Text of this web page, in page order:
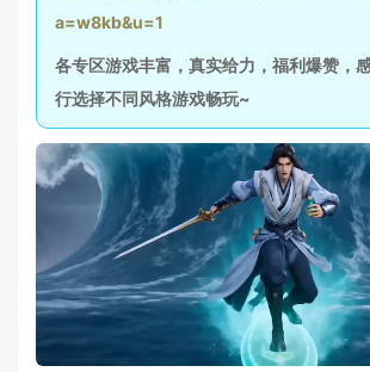
a=w8kb&u=1
各专区游戏丰富，真实给力，福利爆赞，
行选择不同风格游戏畅玩~